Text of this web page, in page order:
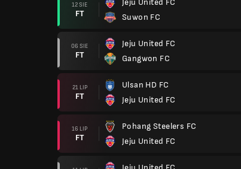
12 SIE
FT
Jeju United FC
Suwon FC
06 SIE
FT
Jeju United FC
Gangwon FC
21 LIP
FT
Ulsan HD FC
Jeju United FC
16 LIP
FT
Pohang Steelers FC
Jeju United FC